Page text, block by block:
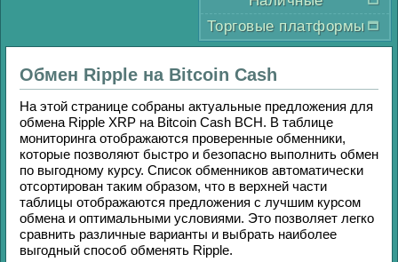
Торговые платформы
Обмен Ripple на Bitcoin Cash
На этой странице собраны актуальные предложения для
обмена Ripple XRP на Bitcoin Cash BCH. В таблице
мониторинга отображаются проверенные обменники,
которые позволяют быстро и безопасно выполнить обмен
по выгодному курсу. Список обменников автоматически
отсортирован таким образом, что в верхней части
таблицы отображаются предложения с лучшим курсом
обмена и оптимальными условиями. Это позволяет легко
сравнить различные варианты и выбрать наиболее
выгодный способ обменять Ripple.